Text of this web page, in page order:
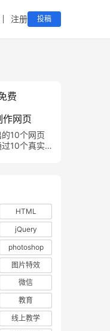
注册 投稿
费
作网页
10个网页
10个真实
HTML
jQuery
photoshop
图片特效
微信
教育
线上教学